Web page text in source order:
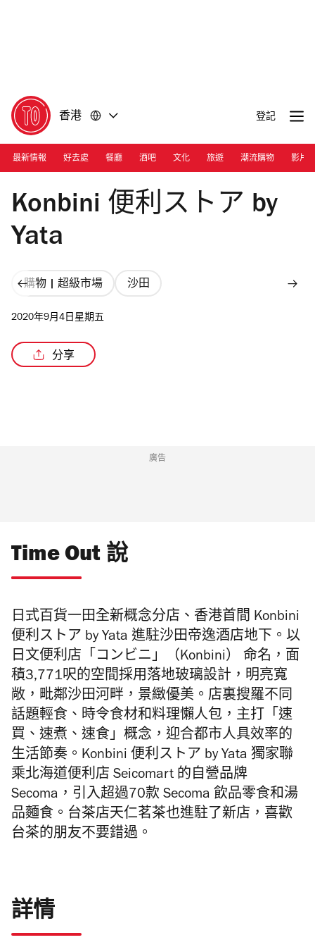
香港 登記
最新情報 好去處 餐廳 酒吧 文化 旅遊 潮流購物 影片
Photograph: Courtesy Yata Hong Kong
Konbini 便利ストア by
Yata
購物 | 超級市場 沙田
2020年9月4日星期五
分享
廣告
Time Out 說
日式百貨一田全新概念分店、香港首間 Konbini
便利ストア by Yata 進駐沙田帝逸酒店地下。以
日文便利店「コンビニ」（Konbini） 命名，面
積3,771呎的空間採用落地玻璃設計，明亮寬
敞，毗鄰沙田河畔，景緻優美。店裏搜羅不同
話題輕食、時令食材和料理懶人包，主打「速
買、速煮、速食」概念，迎合都市人具效率的
生活節奏。 Konbini 便利ストア by Yata 獨家聯
乘北海道便利店 Seicomart 的自營品牌
Secoma，引入超過70款 Secoma 飲品零食和湯
品麵食。台茶店天仁茗茶也進駐了新店，喜歡
台茶的朋友不要錯過。
詳情